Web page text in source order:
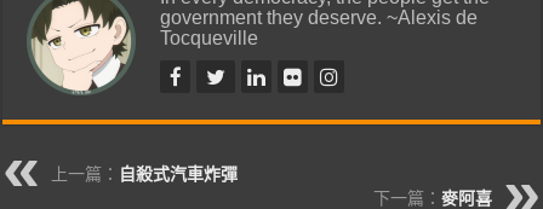
government they deserve. ~Alexis de
Tocqueville
上一篇： 自殺式汽車炸彈
下一篇： 麥阿喜